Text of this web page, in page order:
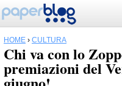
HOME › CULTURA
Chi va con lo
premiazioni del